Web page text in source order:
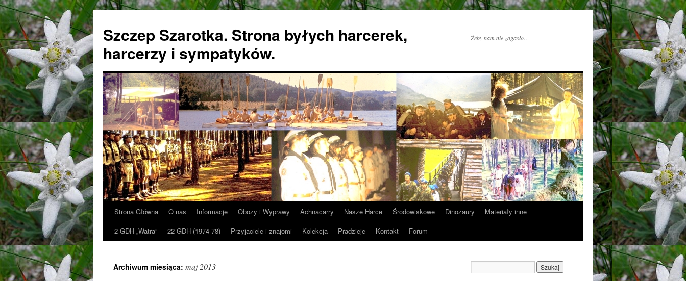
treści
Szczep Szarotka. Strona byłych harcerek,
harcerzy i sympatyków.
Żeby nam nie zagasło…
Strona Główna O nas Informacje Obozy i Wyprawy Achnacarry Nasze Harce Środowiskowe Dinozaury
Materiały inne
2 GDH „Watra”
22 GDH (1974-78) Przyjaciele i znajomi Kolekcja Pradzieje Kontakt Forum
Archiwum miesiąca: maj 2013